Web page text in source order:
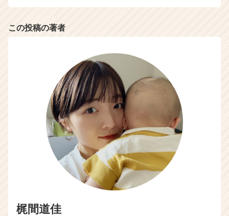
この投稿の著者
梶間道佳